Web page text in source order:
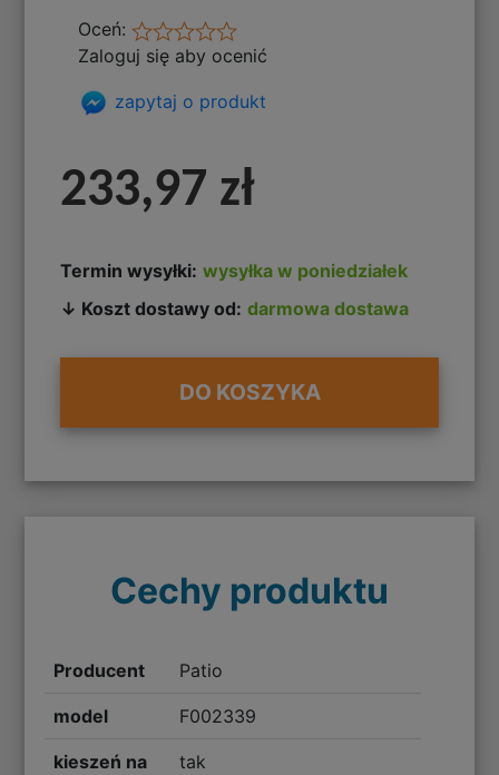
Oceń:
Zaloguj się aby ocenić
zapytaj o produkt
233,97 zł
Termin wysyłki: wysyłka w poniedziałek
↓ Koszt dostawy od: darmowa dostawa
DO KOSZYKA
Cechy produktu
Producent Patio
model F002339
kieszeń na
tak